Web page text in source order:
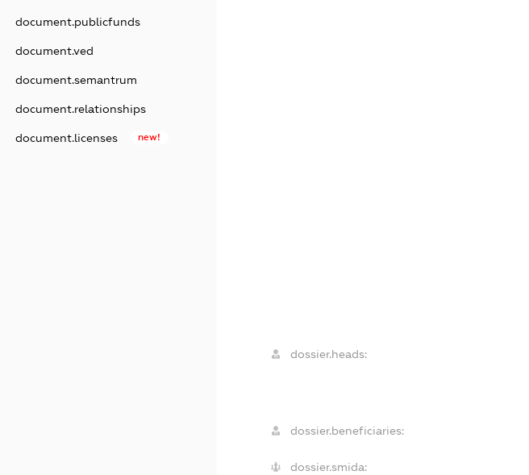
document.publicfunds
document.ved
document.semantrum
document.relationships
document.licenses new!
dossier.heads:
dossier.beneficiaries:
dossier.smida: